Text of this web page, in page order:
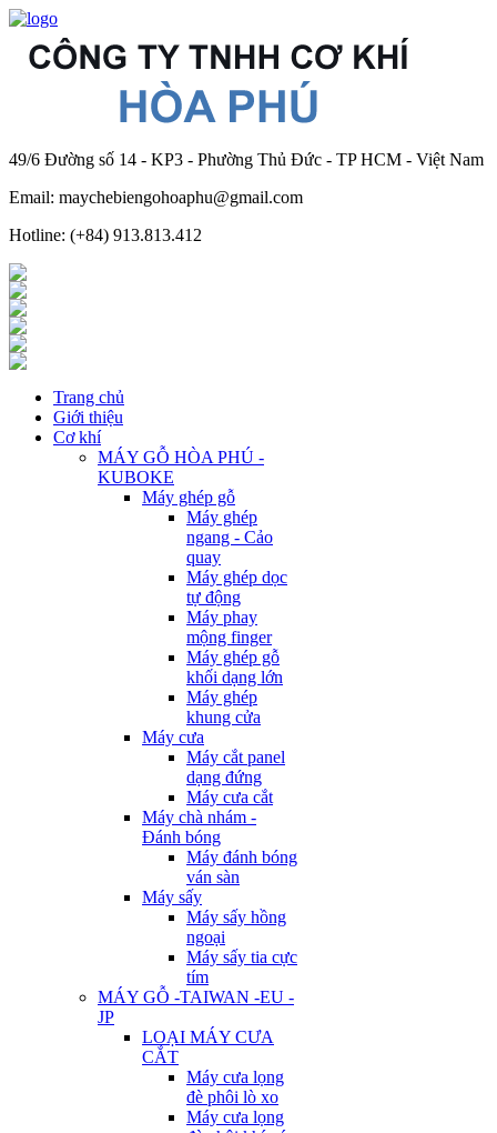
49/6 Đường số 14 - KP3 - Phường Thủ Đức - TP HCM - Việt Nam
Email: maychebiengohoaphu@gmail.com
Hotline: (+84) 913.813.412
Trang chủ
Giới thiệu
Cơ khí
MÁY GỖ HÒA PHÚ -
KUBOKE
Máy ghép gỗ
Máy ghép
ngang - Cảo
quay
Máy ghép dọc
tự động
Máy phay
mộng finger
Máy ghép gỗ
khối dạng lớn
Máy ghép
khung cửa
Máy cưa
Máy cắt panel
dạng đứng
Máy cưa cắt
Máy chà nhám -
Đánh bóng
Máy đánh bóng
ván sàn
Máy sấy
Máy sấy hồng
ngoại
Máy sấy tia cực
tím
MÁY GỖ -TAIWAN -EU -
JP
LOẠI MÁY CƯA
CẮT
Máy cưa lọng
đè phôi lò xo
Máy cưa lọng